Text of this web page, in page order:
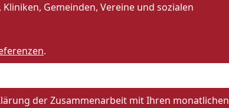
Gemeinden, Vereine und sozialen
.
der Zusammenarbeit mit Ihren monatlichen